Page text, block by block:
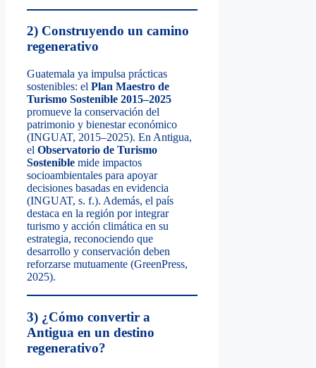
2) Construyendo un camino
regenerativo
Guatemala ya impulsa prácticas
sostenibles: el Plan Maestro de
Turismo Sostenible 2015–2025
promueve la conservación del
patrimonio y bienestar económico
(INGUAT, 2015–2025). En Antigua,
el Observatorio de Turismo
Sostenible mide impactos
socioambientales para apoyar
decisiones basadas en evidencia
(INGUAT, s. f.). Además, el país
destaca en la región por integrar
turismo y acción climática en su
estrategia, reconociendo que
desarrollo y conservación deben
reforzarse mutuamente (GreenPress,
2025).
3) ¿Cómo convertir a
Antigua en un destino
regenerativo?